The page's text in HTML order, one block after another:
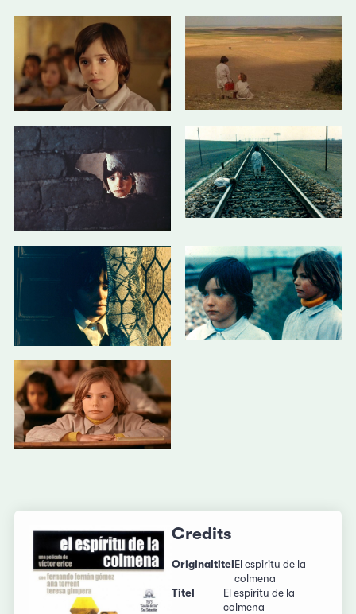
Credits
OriginaltitelEl espiritu de la
colmena
Titel
El espiritu de la
colmena